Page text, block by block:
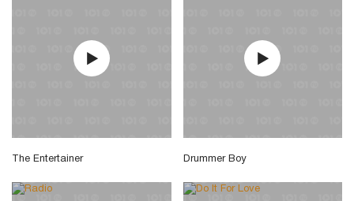
The Entertainer Drummer Boy